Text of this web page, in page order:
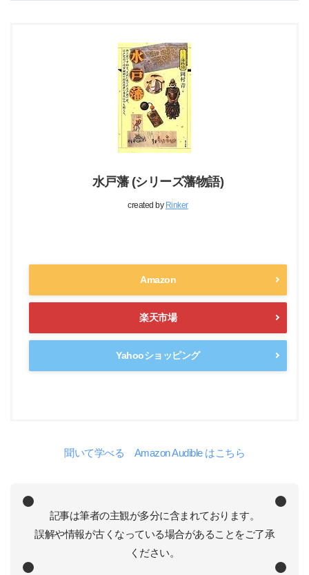
水戸藩 (シリーズ藩物語)
created by Rinker
Amazon
楽天市場
Yahooショッピング
聞いて学べる Amazon Audible はこちら
記事は筆者の主観が多分に含まれております。
誤解や情報が古くなっている場合があることをご了承
ください。